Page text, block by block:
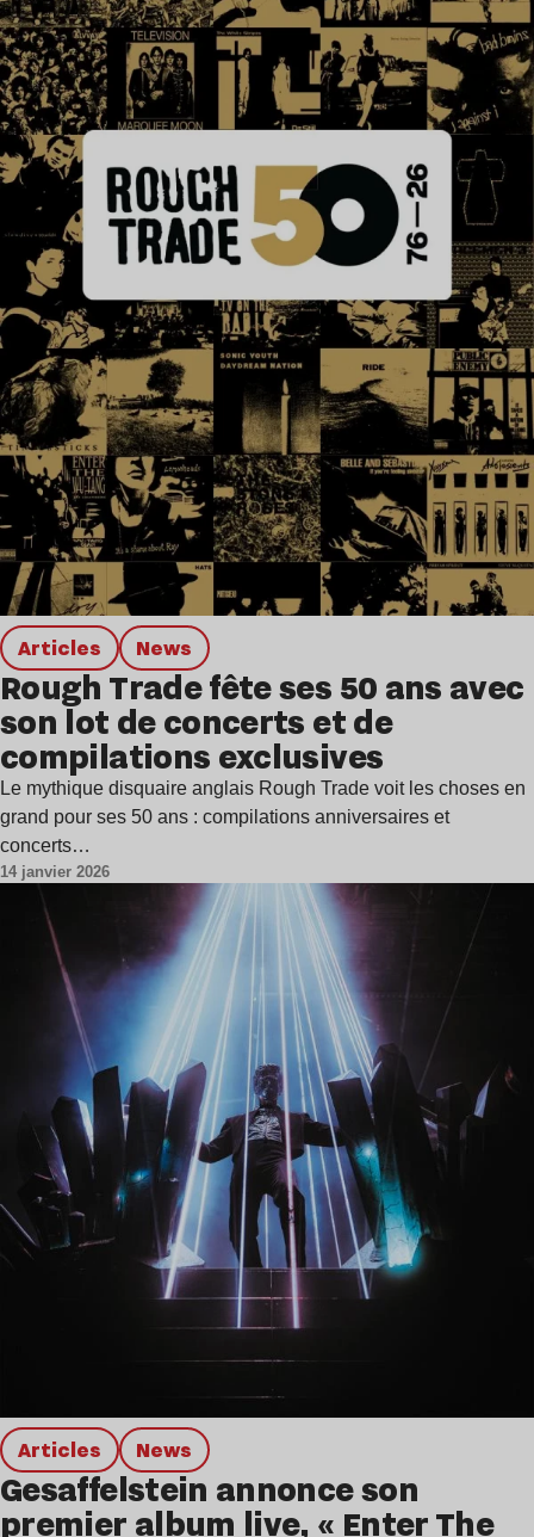
Articles news
Rough Trade fête ses 50 ans avec
son lot de concerts et de
compilations exclusives
Le mythique disquaire anglais Rough Trade voit les choses en
grand pour ses 50 ans : compilations anniversaires et
concerts…
14 janvier 2026
Articles news
Gesaffelstein annonce son
premier album live, « Enter The